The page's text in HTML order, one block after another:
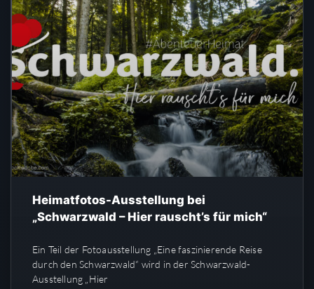
Heimatfotos-Ausstellung bei
„Schwarzwald – Hier rauscht’s für mich“
Ein Teil der Fotoausstellung „Eine faszinierende Reise
durch den Schwarzwald“ wird in der Schwarzwald-
Ausstellung „Hier